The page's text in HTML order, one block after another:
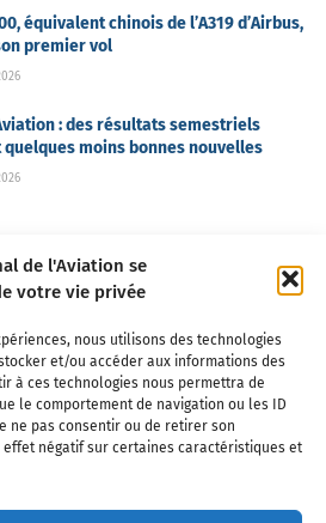
de l'Aviation se
votre vie privée
nous utilisons des technologies
et/ou accéder aux informations des
à ces technologies nous permettra de
le comportement de navigation ou les ID
ne pas consentir ou de retirer son
négatif sur certaines caractéristiques et
équivalent chinois de l’A319 d’Airbus,
premier vol
: des résultats semestriels
moins bonnes nouvelles
Nous contacter
Partenaires
Politique de confidentialité Cookies